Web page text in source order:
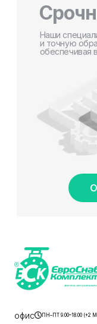
Наши
и точную
обеспечивая
офис ПН–ПТ 9.00–18.00 (+2